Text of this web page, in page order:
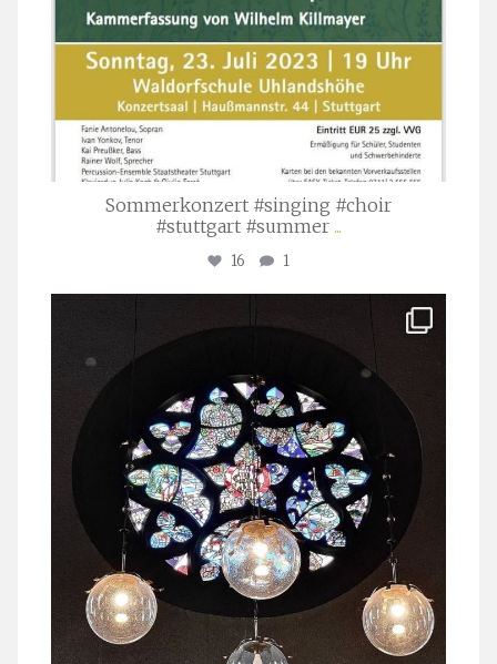
Sommerkonzert #singing #choir
#stuttgart #summer ...
16 1
Apr. 1